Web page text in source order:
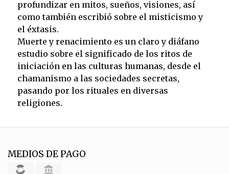
profundizar en mitos, sueños, visiones, así
como también escribió sobre el misticismo y
el éxtasis.
Muerte y renacimiento es un claro y diáfano
estudio sobre el significado de los ritos de
iniciación en las culturas humanas, desde el
chamanismo a las sociedades secretas,
pasando por los rituales en diversas
religiones.
MEDIOS DE PAGO